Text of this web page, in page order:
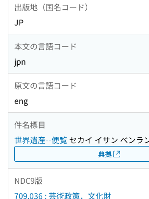
出版地（国名コード）
JP
本文の言語コード
jpn
原文の言語コード
eng
件名標目
世界遺産--便覧 セカイ イサン ベンラ
典拠
NDC9版
709.036 : 芸術政策．文化財